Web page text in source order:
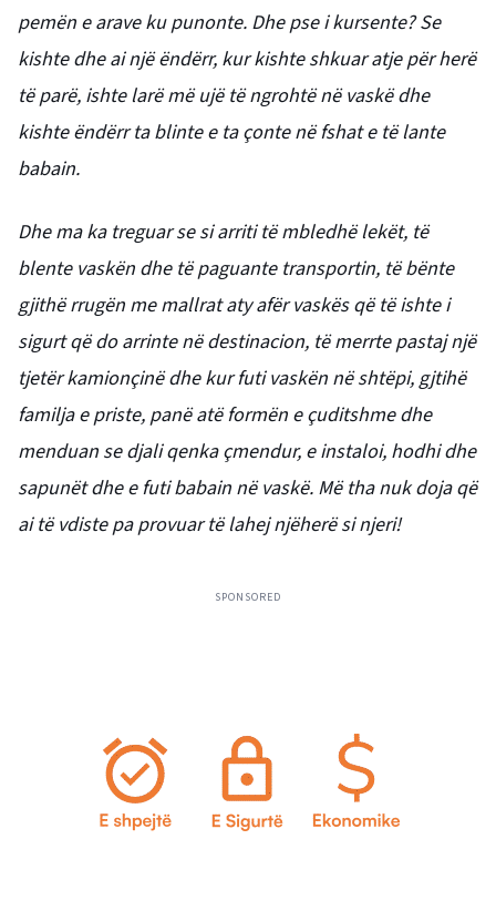
pemën e arave ku punonte. Dhe pse i kursente? Se
kishte dhe ai një ëndërr, kur kishte shkuar atje për herë
të parë, ishte larë më ujë të ngrohtë në vaskë dhe
kishte ëndërr ta blinte e ta çonte në fshat e të lante
babain.
Dhe ma ka treguar se si arriti të mbledhë lekët, të
blente vaskën dhe të paguante transportin, të bënte
gjithë rrugën me mallrat aty afër vaskës që të ishte i
sigurt që do arrinte në destinacion, të merrte pastaj një
tjetër kamionçinë dhe kur futi vaskën në shtëpi, gjtihë
familja e priste, panë atë formën e çuditshme dhe
menduan se djali qenka çmendur, e instaloi, hodhi dhe
sapunët dhe e futi babain në vaskë. Më tha nuk doja që
ai të vdiste pa provuar të lahej njëherë si njeri!
SPONSORED